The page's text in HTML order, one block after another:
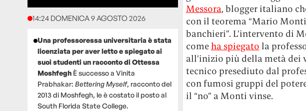
14:24 DOMENICA 9 AGOSTO 2026
Una professoressa universitaria è stata
licenziata per aver letto e spiegato ai
suoi studenti un racconto di Ottessa
Moshfegh È successo a Vinita
Prabhakar: Bettering Myself, racconto del
2013 di Moshfegh, le è costato il posto al
South Florida State College.
Messora, blogger italiano
con il teorema “Mario
banchieri”. L’intervento di
come ha spiegato la
all’inizio più della metà dei
tecnico presediuto dal
con fumosi gruppi del
il “no” a Monti vinse.